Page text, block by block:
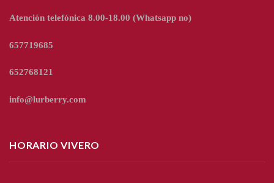
Atención telefónica 8.00-18.00 (Whatsapp no)
657719685
652768121
info@lurberry.com
HORARIO VIVERO